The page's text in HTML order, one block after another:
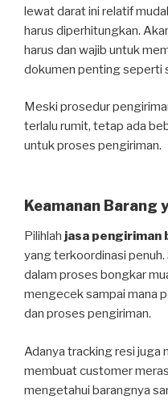
lewat darat ini relatif
harus diperhitungkan.
harus dan wajib untuk
dokumen penting seperti
Meski prosedur
terlalu rumit, tetap ada
untuk proses pengiriman.
Keamanan Barang
Pilihlah jasa pengiriman
yang terkoordinasi
dalam proses bongkar
mengecek sampai mana
dan proses pengiriman.
Adanya tracking resi juga
membuat customer
mengetahui barangnya